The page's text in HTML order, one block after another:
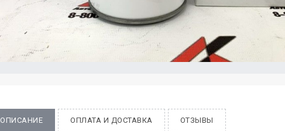
ОПИСАНИЕ ОПЛАТА И ДОСТАВКА ОТЗЫВЫ